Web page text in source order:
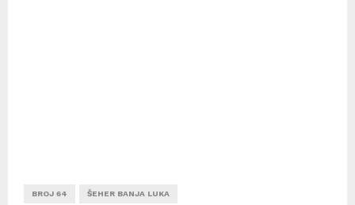
BROJ 64 ŠEHER BANJA LUKA